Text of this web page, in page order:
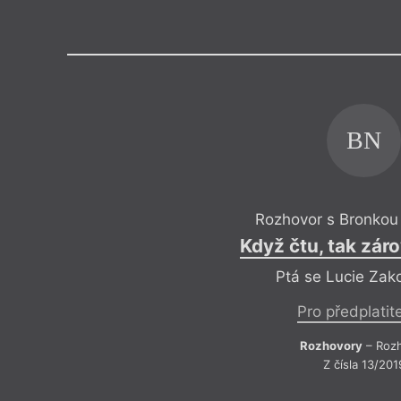
BN
Rozhovor s
Když čtu, tak
Ptá se Lucie
Pro
Rozhovory–
Z čísla 13/